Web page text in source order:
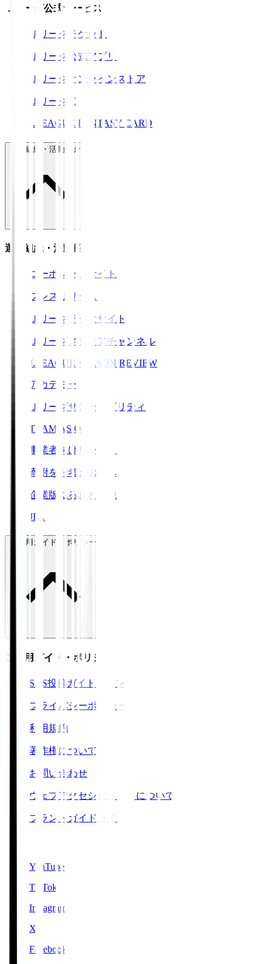
Ｊリーグ公式サービス
Ｊリーグチケット
Ｊリーグ公式アプリ
Ｊリーグオンラインストア
ＪリーグID
J.LEAGUE FANTASY CARD
運営組織・活動紹介
運営組織・活動紹介
コーポレートサイト
プレスリリース
Ｊリーグデータサイト
Ｊリーグメディアチャンネル
J.LEAGUE SEASON REVIEW
アカデミー
Ｊリーグサステナビリティ
TEAM AS ONE
事業者向けサービス
寄附をお考えの方へ
企業版ふるさと納税
JFA
ご利用ガイド・ポリシー
ご利用ガイド・ポリシー
SNS投稿ガイドライン
プライバシーポリシー
利用規約
著作権について
お問い合わせ
ウェブアクセシビリティについて
ブランドガイドライン
YouTube
TikTok
Instagram
X
Facebook